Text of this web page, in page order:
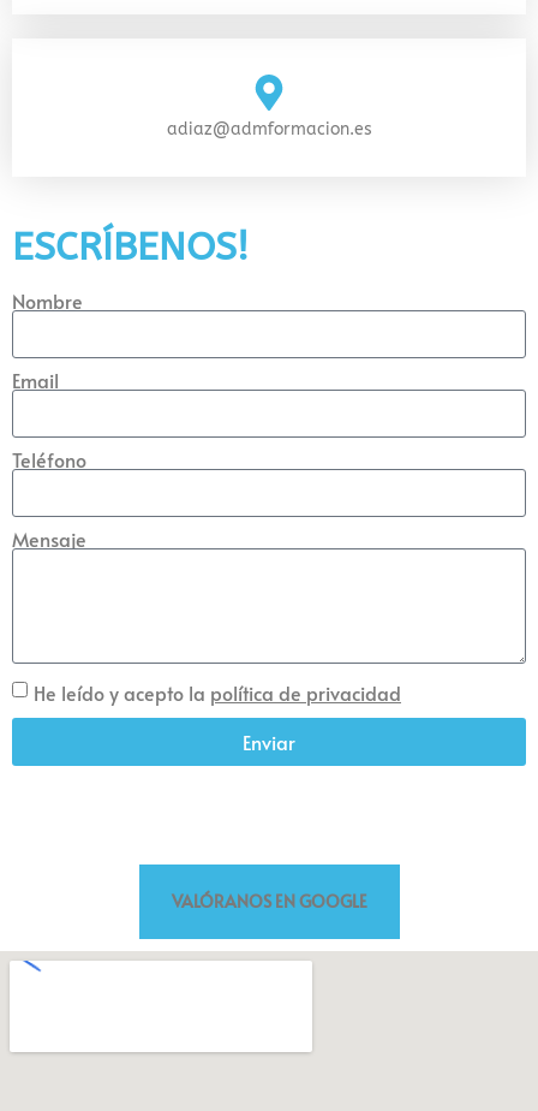
adiaz@admformacion.es
ESCRÍBENOS!
Nombre
Email
Teléfono
Mensaje
He leído y acepto la política de privacidad
Enviar
VALÓRANOS EN GOOGLE